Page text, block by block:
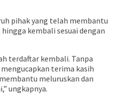
pihak yang telah membantu
kembali sesuai dengan
terdaftar kembali. Tanpa
terima kasih
meluruskan dan
ungkapnya.